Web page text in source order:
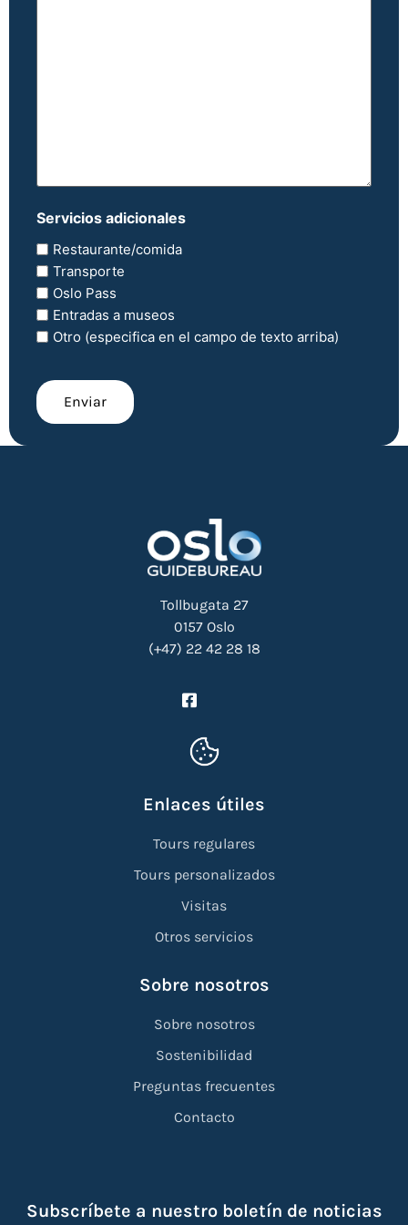
Servicios adicionales
Restaurante/comida
Transporte
Oslo Pass
Entradas a museos
Otro (especifica en el campo de texto arriba)
Enviar
Tollbugata 27
0157 Oslo
(+47) 22 42 28 18
Enlaces útiles
Tours regulares
Tours personalizados
Visitas
Otros servicios
Sobre nosotros
Sobre nosotros
Sostenibilidad
Preguntas frecuentes
Contacto
Subscríbete a nuestro boletín de noticias